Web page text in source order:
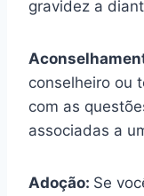
gravidez a
conselheiro ou
com as
associadas a
Adoção: Se